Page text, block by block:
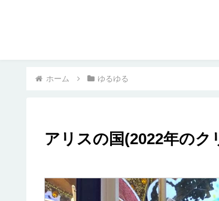
ホーム ゆるゆる
アリスの国(2022年のク